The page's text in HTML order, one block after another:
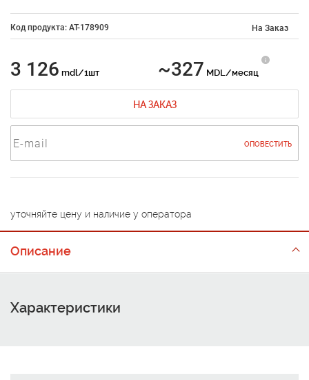
Код продукта: AT-178909 На Заказ
3 126 mdl/1шт ~327 MDL/месяц
НА ЗАКАЗ
ОПОВЕСТИТЬ
уточняйте цену и наличие у оператора
Описание
Характеристики